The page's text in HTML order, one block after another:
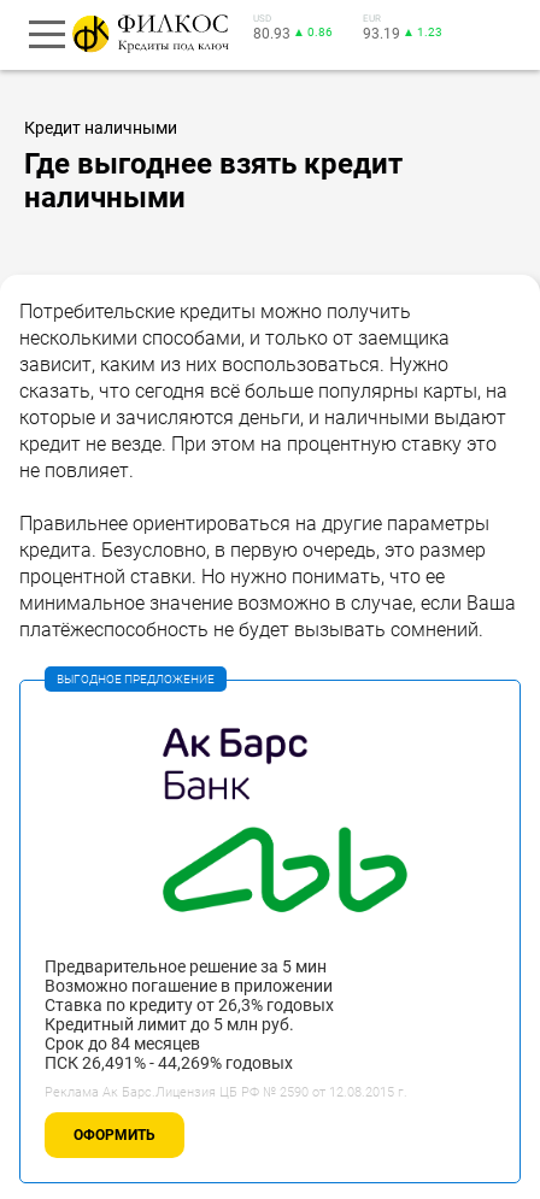
USD
80.93 ▲ 0.86
EUR
93.19 ▲ 1.23
Кредит наличными
Где выгоднее взять кредит
наличными
Потребительские кредиты можно получить
несколькими способами, и только от заемщика
зависит, каким из них воспользоваться. Нужно
сказать, что сегодня всё больше популярны карты, на
которые и зачисляются деньги, и наличными выдают
кредит не везде. При этом на процентную ставку это
не повлияет.
Правильнее ориентироваться на другие параметры
кредита. Безусловно, в первую очередь, это размер
процентной ставки. Но нужно понимать, что ее
минимальное значение возможно в случае, если Ваша
платёжеспособность не будет вызывать сомнений.
ВЫГОДНОЕ ПРЕДЛОЖЕНИЕ
Предварительное решение за 5 мин
Возможно погашение в приложении
Ставка по кредиту от 26,3% годовых
Кредитный лимит до 5 млн руб.
Срок до 84 месяцев
ПСК 26,491% - 44,269% годовых
Реклама Ак Барс.Лицензия ЦБ РФ № 2590 от 12.08.2015 г.
ОФОРМИТЬ